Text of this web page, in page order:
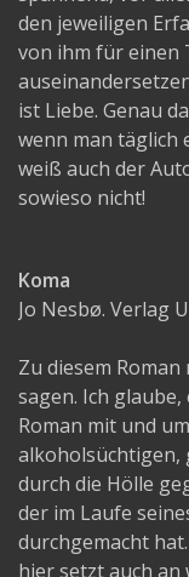
den jeweiligen
von ihm für einen
ist Liebe. Genau
wenn man täglich
weiß auch der
sowieso nicht!
Koma
Jo Nesbø. Verlag
Zu diesem
sagen. Ich
Roman mit und
alkoholsüchtigen,
durch die Hölle
der im Laufe
durchgemacht
hier setzt auch an